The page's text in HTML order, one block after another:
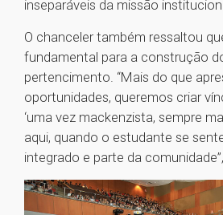
inseparáveis da missão
O chanceler também ressaltou
fundamental para a construção
pertencimento. “Mais do que
oportunidades, queremos criar
‘uma vez mackenzista, sempre
aqui, quando o estudante se
integrado e parte da